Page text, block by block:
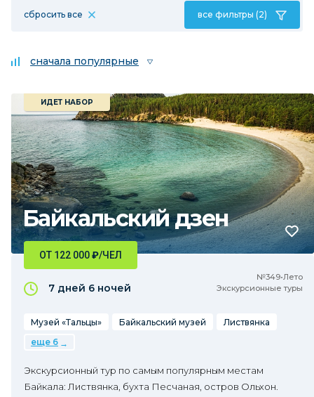
сбросить все все фильтры (2)
сначала популярные
Байкальский дзен
ИДЕТ НАБОР
№349•Лето
Экскурсионные туры
ОТ 122 000₽/ЧЕЛ
7 дней 6 ночей
Музей «Тальцы» Байкальский музей
Листвянка
еще 6
Экскурсионный тур по самым популярным местам
Байкала: Листвянка, бухта Песчаная, остров Ольхон.